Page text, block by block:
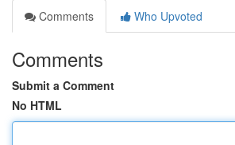
Comments
Who Upvoted
Comments
Submit a Comment
No HTML